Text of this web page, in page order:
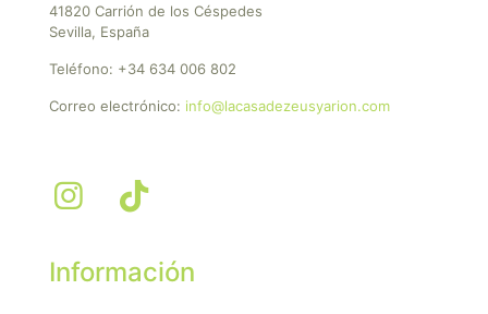
41820 Carrión de los Céspedes
Sevilla, España
Teléfono: +34 634 006 802
Correo electrónico: info@lacasadezeusyarion.com
Información